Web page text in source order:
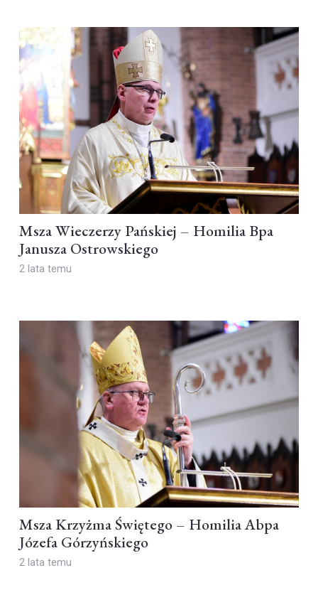
Msza Wieczerzy Pańskiej – Homilia Bpa
Janusza Ostrowskiego
2 lata temu
Msza Krzyżma Świętego – Homilia Abpa
Józefa Górzyńskiego
2 lata temu